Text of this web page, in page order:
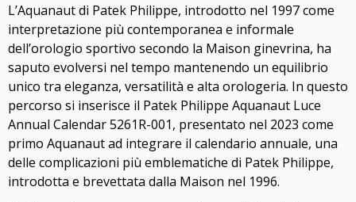
L’Aquanaut di Patek Philippe, introdotto nel 1997 come
interpretazione più contemporanea e informale
dell’orologio sportivo secondo la Maison ginevrina, ha
saputo evolversi nel tempo mantenendo un equilibrio
unico tra eleganza, versatilità e alta orologeria. In questo
percorso si inserisce il Patek Philippe Aquanaut Luce
Annual Calendar 5261R-001, presentato nel 2023 come
primo Aquanaut ad integrare il calendario annuale, una
delle complicazioni più emblematiche di Patek Philippe,
introdotta e brevettata dalla Maison nel 1996.